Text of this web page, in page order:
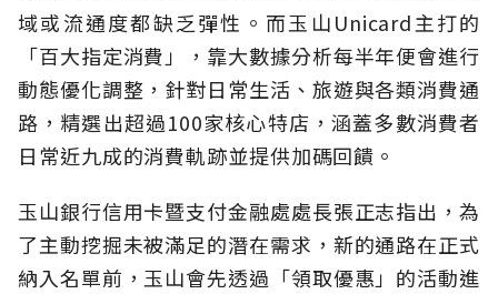
域或流通度都缺乏彈性。而玉山Unicard主打的
「百大指定消費」，靠大數據分析每半年便會進行
動態優化調整，針對日常生活、旅遊與各類消費通
路，精選出超過100家核心特店，涵蓋多數消費者
日常近九成的消費軌跡並提供加碼回饋。
玉山銀行信用卡暨支付金融處處長張正志指出，為
了主動挖掘未被滿足的潛在需求，新的通路在正式
納入名單前，玉山會先透過「領取優惠」的活動進